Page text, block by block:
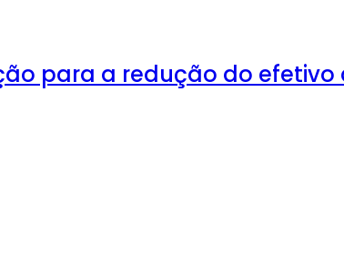
para a redução do efetivo